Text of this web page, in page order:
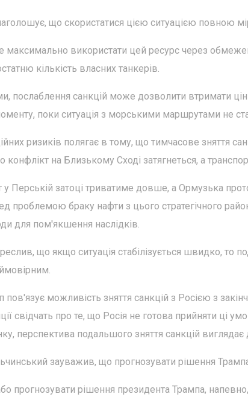
що скористатися цією ситуацією повною
максимально використати цей ресурс через
кількість власних танкерів.
послаблення санкцій може дозволити втримати
поки ситуація з морськими маршрутами не
ризиків полягає в тому, що тимчасове зняття
конфлікт на Близькому Сході затягнеться, а
Перській затоці триватиме довше, а Ормузька
проблемою браку нафти з цього стратегічного
для пом'якшення наслідків.
що якщо ситуація стабілізується швидко, то
можливість зняття санкцій з Росією з
свідчать про те, що Росія не готова прийняти ці
перспектива подальшого зняття санкцій
зауважив, що прогнозувати рішення
прогнозувати рішення президента Трампа,